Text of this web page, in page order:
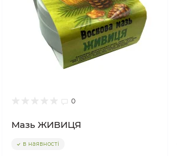
0
Мазь ЖИВИЦЯ
в наявності